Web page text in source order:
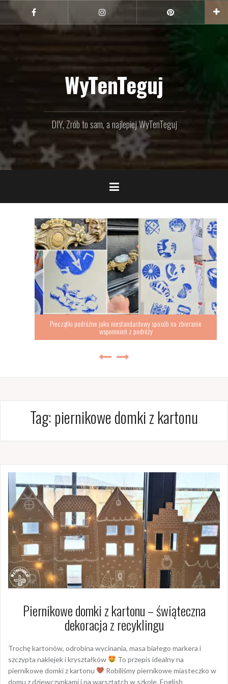
treści
Facebook Instagram
WyTenTeguj
DIY, Zrób to sam, a najlepiej WyTenTeguj
Pieczątki podróżne jako niestandardowy sposób na zbieranie
wspomnień z podróży
Tag: piernikowe domki z kartonu
Piernikowe domki z kartonu – świąteczna
dekoracja z recyklingu
Trochę kartonów, odrobina wycinania, masa białego markera i
szczypta naklejek i kryształków
To przepis idealny na
piernikowe domki z kartonu
Robiliśmy piernikowe miasteczko w
domu z dziewczynkami i na warsztatch w szkole. English